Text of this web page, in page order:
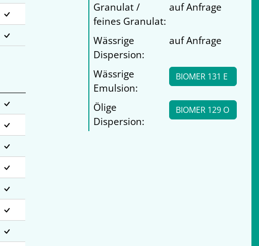
Granulat /
feines Granulat:
auf Anfrage
Wässrige
Dispersion:
auf Anfrage
Wässrige
Emulsion:
BIOMER 131 E
Ölige
Dispersion:
BIOMER 129 O